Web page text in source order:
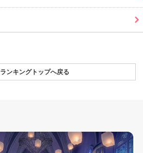
ランキングトップへ戻る